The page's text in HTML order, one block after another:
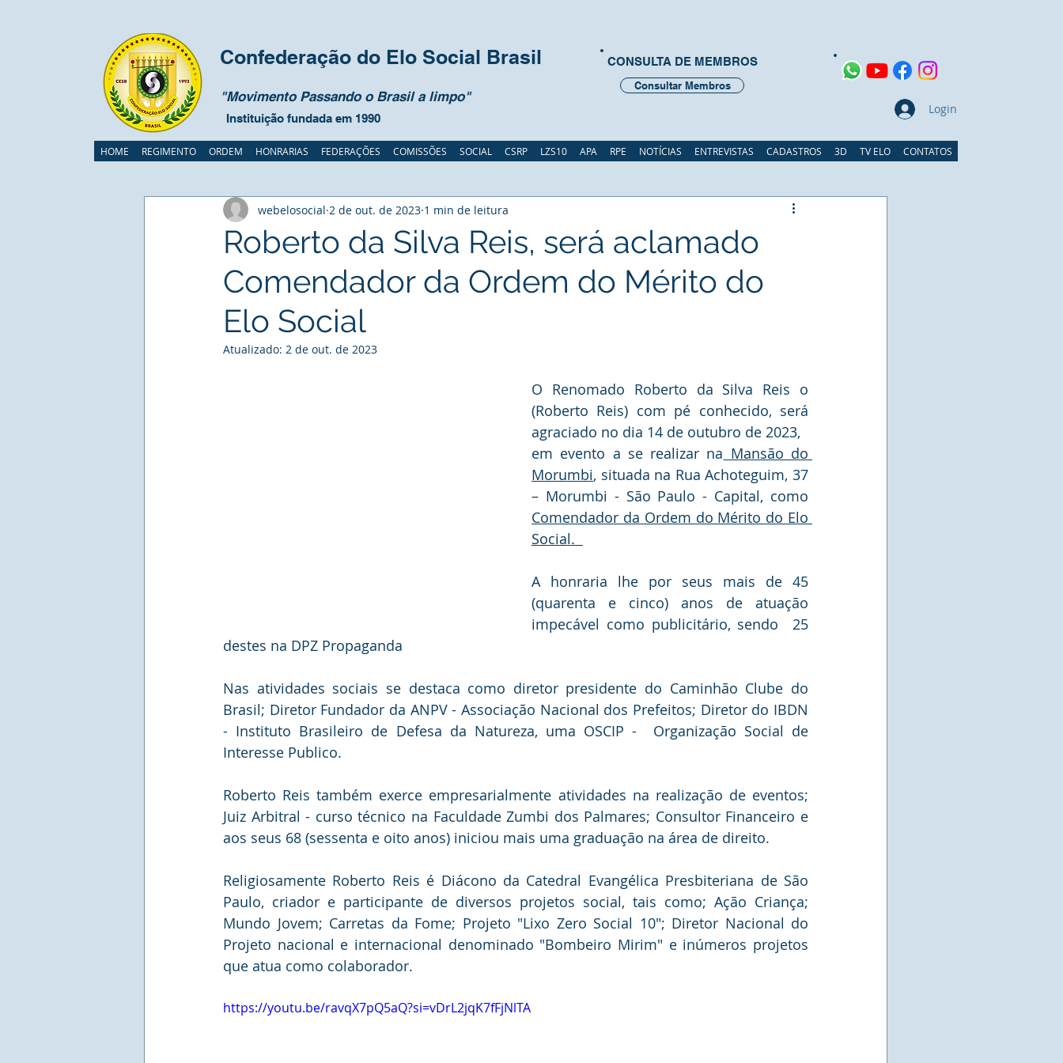
Confederação do Elo Social Brasil
"Movimento Passando o Brasil a limpo"
Instituição fundada em 1990
CONSULTA DE MEMBROS
Consultar Membros
Login
Roberto da Silva Reis, será aclamado
Comendador da Ordem do Mérito do
Elo Social
webelosocial 2 de out. de 2023 1 min de leitura
Atualizado: 2 de out. de 2023
O Renomado Roberto da Silva Reis o
(Roberto Reis) com pé conhecido, será
agraciado no dia 14 de outubro de 2023,
em evento a se realizar na Mansão do
Morumbi, situada na Rua Achoteguim, 37
Comendador da Ordem do Mérito do Elo
Social.
A honraria lhe por seus mais de 45
(quarenta e cinco) anos de atuação
impecável como publicitário, sendo  25
destes na DPZ Propaganda
Nas atividades sociais se destaca como diretor presidente do Caminhão Clube do
Brasil; Diretor Fundador da ANPV - Associação Nacional dos Prefeitos; Diretor do IBDN
- Instituto Brasileiro de Defesa da Natureza, uma OSCIP -  Organização Social de
Interesse Publico.
Roberto Reis também exerce empresarialmente atividades na realização de eventos;
Juiz Arbitral - curso técnico na Faculdade Zumbi dos Palmares; Consultor Financeiro e
aos seus 68 (sessenta e oito anos) iniciou mais uma graduação na área de direito.
Religiosamente Roberto Reis é Diácono da Catedral Evangélica Presbiteriana de São
Paulo, criador e participante de diversos projetos social, tais como; Ação Criança;
Mundo Jovem; Carretas da Fome; Projeto "Lixo Zero Social 10"; Diretor Nacional do
Projeto nacional e internacional denominado "Bombeiro Mirim" e inúmeros projetos
que atua como colaborador.
https://youtu.be/ravqX7pQ5aQ?si=vDrL2jqK7fFjNlTA
HOME REGIMENTO ORDEM HONRARIAS FEDERAÇÕES COMISSÕES SOCIAL CSRP LZS10 APA RPE NOTÍCIAS ENTREVISTAS CADASTROS 3D TV ELO CONTATOS